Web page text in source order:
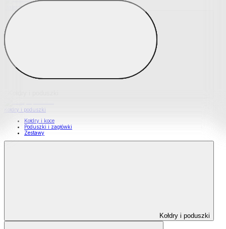
Materace nawierzchniowe
Kołdry i poduszki
Kołdry i koce
Poduszki i zagłówki
Zestawy
Kołdry i poduszki